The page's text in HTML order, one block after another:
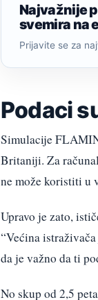
Najvažnije
svemira na
Prijavite se za
Podaci
Simulacije
Britaniji. Za
ne može koristiti u
Upravo je zato,
“Većina
da je važno da ti
No skup od 2,5